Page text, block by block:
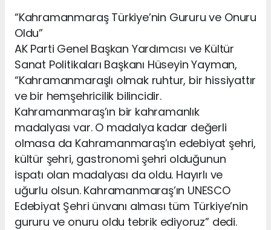
“Kahramanmaraş Türkiye’nin Gururu ve Onuru
Oldu”
AK Parti Genel Başkan Yardımcısı ve Kültür
Sanat Politikaları Başkanı Hüseyin Yayman,
“Kahramanmaraşlı olmak ruhtur, bir hissiyattır
ve bir hemşehricilik bilincidir.
Kahramanmaraş’ın bir kahramanlık
madalyası var. O madalya kadar değerli
olmasa da Kahramanmaraş’ın edebiyat şehri,
kültür şehri, gastronomi şehri olduğunun
ispatı olan madalyası da oldu. Hayırlı ve
uğurlu olsun. Kahramanmaraş’ın UNESCO
Edebiyat Şehri ünvanı alması tüm Türkiye’nin
gururu ve onuru oldu tebrik ediyoruz” dedi.